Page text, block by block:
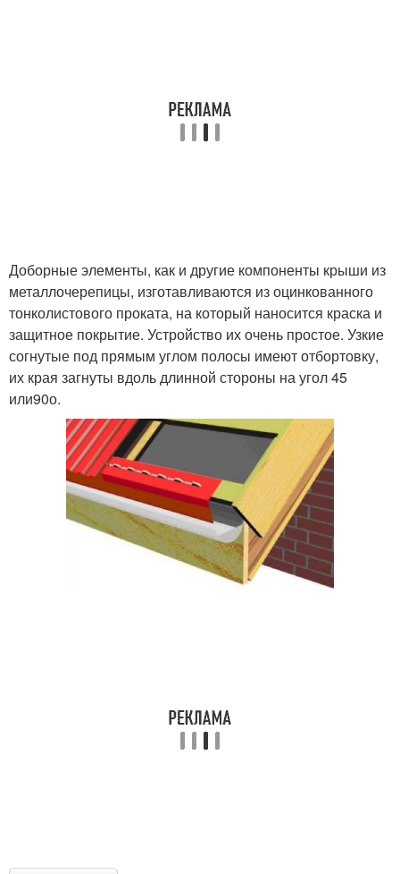
Доборные элементы, как и другие компоненты крыши из
металлочерепицы, изготавливаются из оцинкованного
тонколистового проката, на который наносится краска и
защитное покрытие. Устройство их очень простое. Узкие
согнутые под прямым углом полосы имеют отбортовку,
их края загнуты вдоль длинной стороны на угол 45
или90о.